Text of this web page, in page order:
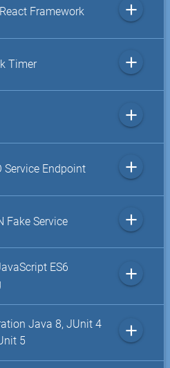
Framework add
Timer add
add
Service Endpoint add
Fake Service add
ES6
add
Java 8, JUnit 4
5
add